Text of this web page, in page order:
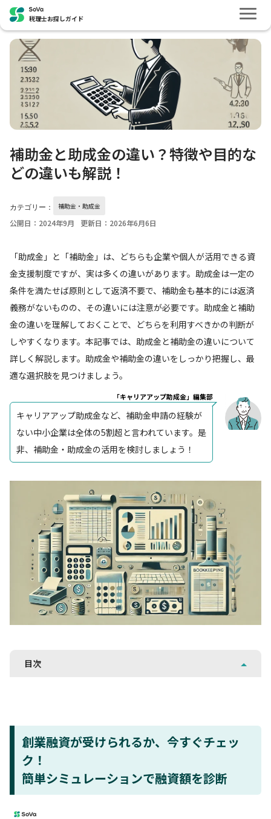
税理士お探しガイド
補助金と助成金の違い？特徴や目的な
どの違いも解説！
カテゴリー： 補助金・助成金
公開日：2024年9月 更新日：2026年6月6日
「助成金」と「補助金」は、どちらも企業や個人が活用できる資
金支援制度ですが、実は多くの違いがあります。助成金は一定の
条件を満たせば原則として返済不要で、補助金も基本的には返済
義務がないものの、その違いには注意が必要です。助成金と補助
金の違いを理解しておくことで、どちらを利用すべきかの判断が
しやすくなります。本記事では、助成金と補助金の違いについて
詳しく解説します。助成金や補助金の違いをしっかり把握し、最
適な選択肢を見つけましょう。
「キャリアアップ助成金」編集部
キャリアアップ助成金など、補助金申請の経験が
ない中小企業は全体の5割超と言われています。是
非、補助金・助成金の活用を検討しましょう！
目次
創業融資が受けられるか、今すぐチェッ
ク！
簡単シミュレーションで融資額を診断